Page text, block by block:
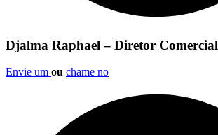
Djalma Raphael – Diretor Comercial
Envie um ou chame no